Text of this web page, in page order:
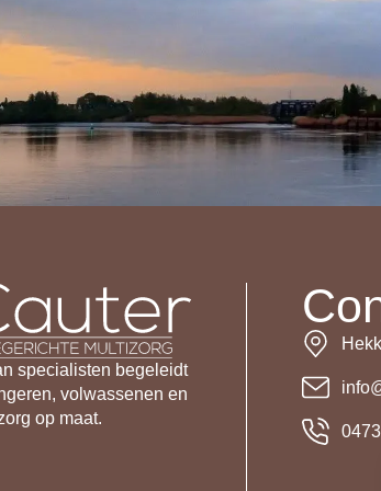
specialisten begeleidt
volwassenen en
op maat.